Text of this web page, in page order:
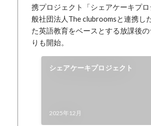
携プロジェクト「シェアケーキプ
般社団法人The clubroomsと連携し
た英語教育をベースとする放課後
りも開始。
シェアケーキプロジェクト
2025年12月